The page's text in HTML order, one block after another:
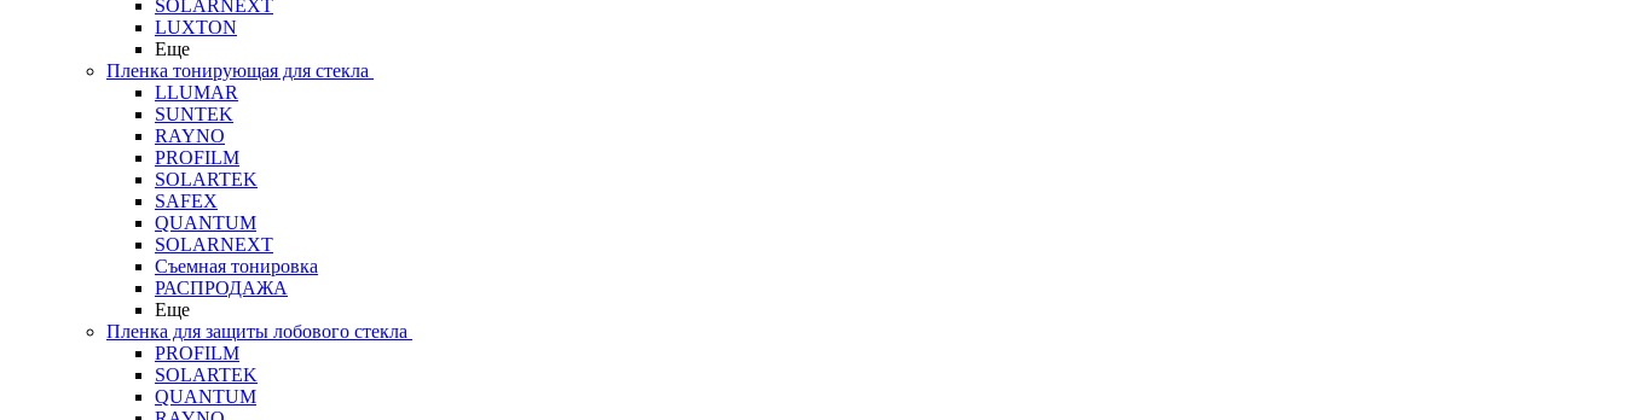
SOLARNEXT
LUXTON
Еще
Пленка тонирующая для стекла
LLUMAR
SUNTEK
RAYNO
PROFILM
SOLARTEK
SAFEX
QUANTUM
SOLARNEXT
Съемная тонировка
РАСПРОДАЖА
Еще
Пленка для защиты лобового стекла
PROFILM
SOLARTEK
QUANTUM